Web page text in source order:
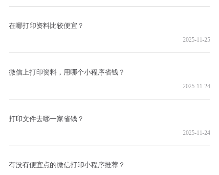
在哪打印资料比较便宜？
2025-11-25
微信上打印资料，用哪个小程序省钱？
2025-11-24
打印文件去哪一家省钱？
2025-11-24
有没有便宜点的微信打印小程序推荐？